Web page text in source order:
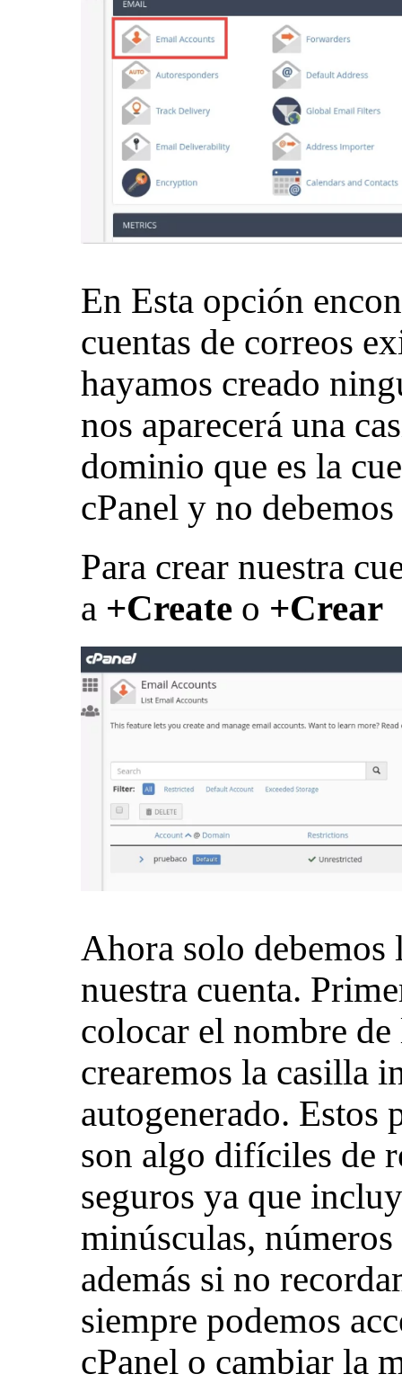
En Esta opción
cuentas de correos
hayamos creado
nos aparecerá una
dominio que es la
cPanel y no
Para crear nuestra
a +Create o +Crear
Ahora solo debemos
nuestra cuenta.
colocar el nombre
crearemos la casilla
autogenerado. Estos
son algo difíciles de
seguros ya que
minúsculas, números
además si no
siempre podemos
cPanel o cambiar la